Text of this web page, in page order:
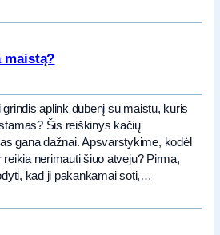
maistą?
aplink dubenį su maistu, kuris
Šis reiškinys kačių
gana dažnai. Apsvarstykime, kodėl
nerimauti šiuo atveju? Pirma,
kad ji pakankamai soti,…